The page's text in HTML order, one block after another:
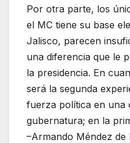
Por otra parte, los
el MC tiene su base
Jalisco, parecen
una diferencia que le
la presidencia. En
será la segunda
fuerza política en una
gubernatura; en la
–Armando Méndez de